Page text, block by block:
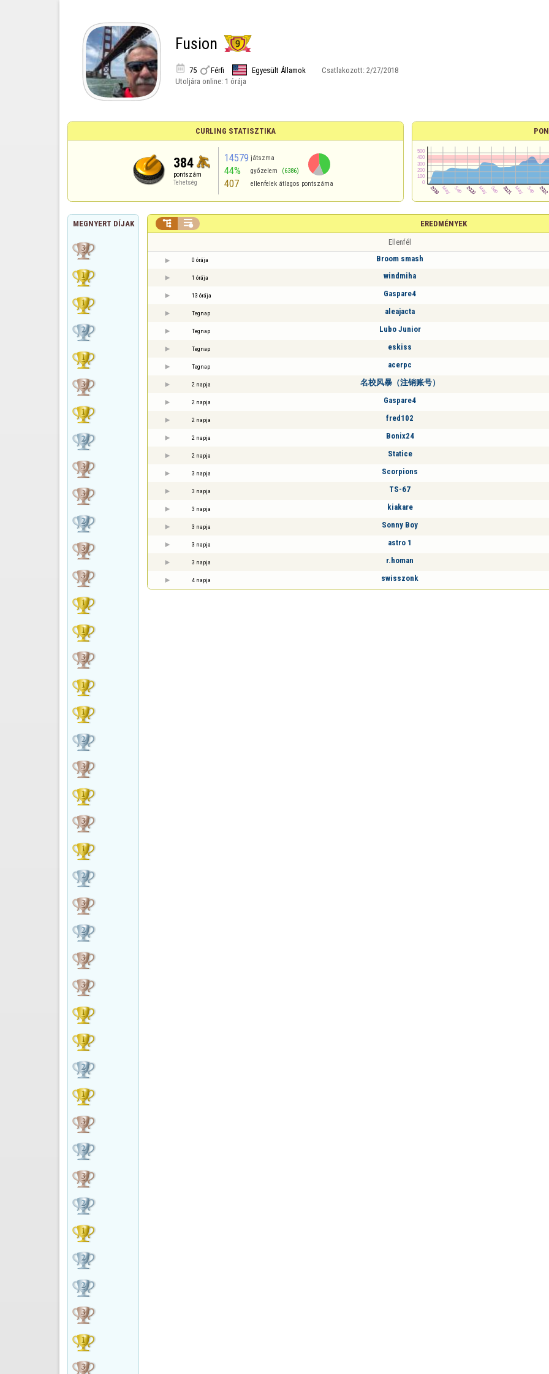
Fusion
 75 Férfi Egyesült Államok Csatlakozott: 2/27/2018
Utoljára online: 1 órája
CURLING STATISZTIKA
384
pontszám
Tehetség
14579 játszma
44% győzelem (6386)
407 ellenfelek átlagos pontszáma
MEGNYERT DÍJAK EREDMÉNYEK
 
Ellenfél
0 órája Broom smash
1 órája windmiha
13 órája Gaspare4
Tegnap aleajacta
Tegnap Lubo Junior
Tegnap eskiss
Tegnap acerpc
2 napja 名校风暴（注销账号）
2 napja Gaspare4
2 napja fred102
2 napja Bonix24
2 napja Statice
3 napja Scorpions
3 napja TS-67
3 napja kiakare
3 napja Sonny Boy
3 napja astro 1
3 napja r.homan
4 napja swisszonk